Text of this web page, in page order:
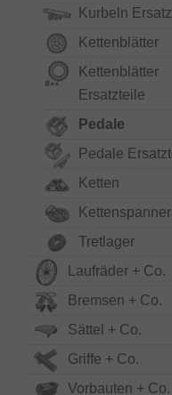
Kurbeln
Kettenblätter
Kettenblätter
Ersatzteile
Pedale
Pedale
Ketten
Kettenspanner
Tretlager
Laufräder + Co.
Bremsen + Co.
Sättel + Co.
Griffe + Co.
Vorbauten + Co.